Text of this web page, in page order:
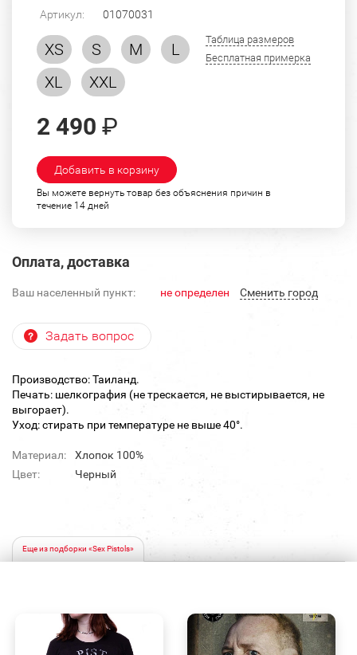
Артикул: 01070031
XS S M
L
XL
XXL
Таблица размеров
Бесплатная примерка
2 490 ₽
Добавить в корзину
Вы можете вернуть товар без объяснения причин в
течение 14 дней
Оплата, доставка
Ваш населенный пункт: не определен Cменить город
Задать вопрос
Производство: Таиланд.
Печать: шелкография (не трескается, не выстирывается, не
выгорает).
Уход: стирать при температуре не выше 40°.
Материал:
Хлопок 100%
Цвет:
Черный
Еще из подборки «Sex Pistols»